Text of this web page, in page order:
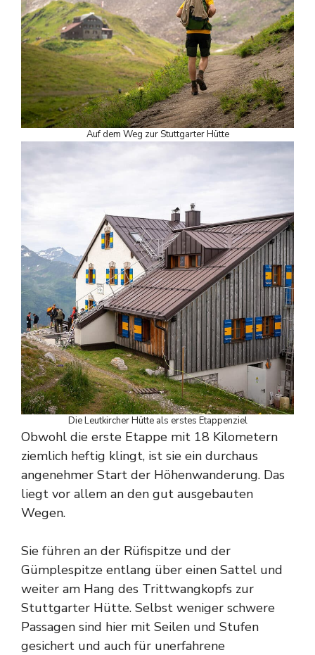
Auf dem Weg zur Stuttgarter Hütte
Die Leutkircher Hütte als erstes Etappenziel
Obwohl die erste Etappe mit 18 Kilometern
ziemlich heftig klingt, ist sie ein durchaus
angenehmer Start der Höhenwanderung. Das
liegt vor allem an den gut ausgebauten
Wegen.
Sie führen an der Rüfispitze und der
Gümplespitze entlang über einen Sattel und
weiter am Hang des Trittwangkopfs zur
Stuttgarter Hütte. Selbst weniger schwere
Passagen sind hier mit Seilen und Stufen
gesichert und auch für unerfahrene